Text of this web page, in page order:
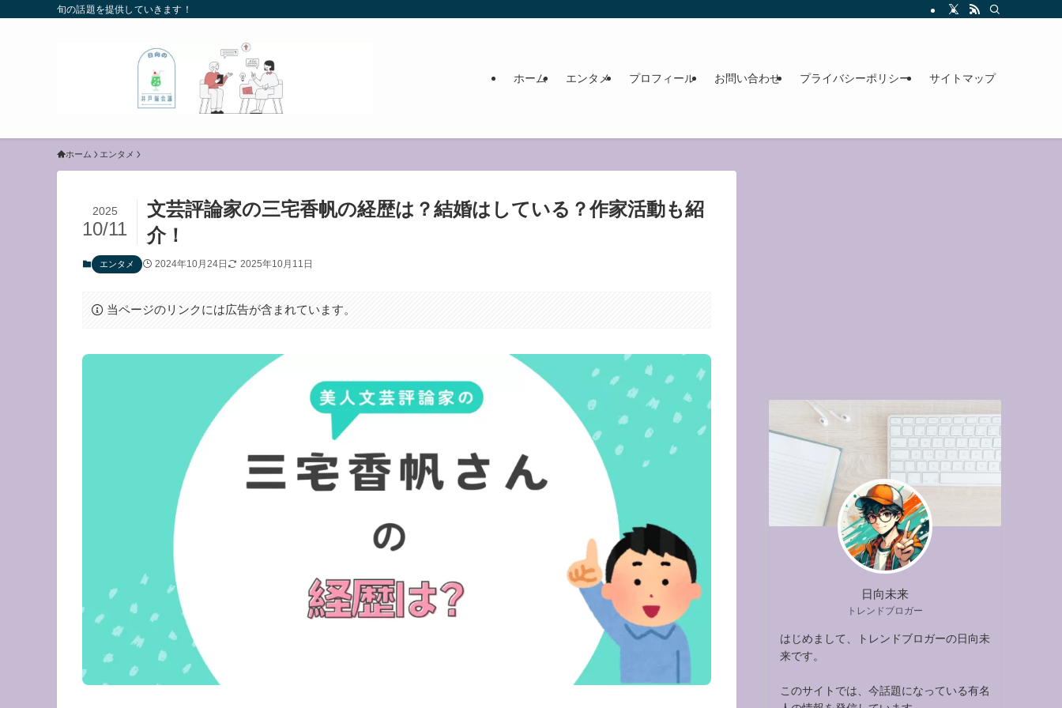
旬の話題を提供していきます！
ホーム エンタメ プロフィール お問い合わせ プライバシーポリシー サイトマップ
ホーム エンタメ
文芸評論家の三宅香帆の経歴は？結婚はしている？作家活動も紹
介！
2025
10/11
エンタメ 2024年10月24日 2025年10月11日
当ページのリンクには広告が含まれています。
日向未来
トレンドブロガー
はじめまして、トレンドブロガーの日向未
来です。
このサイトでは、今話題になっている有名